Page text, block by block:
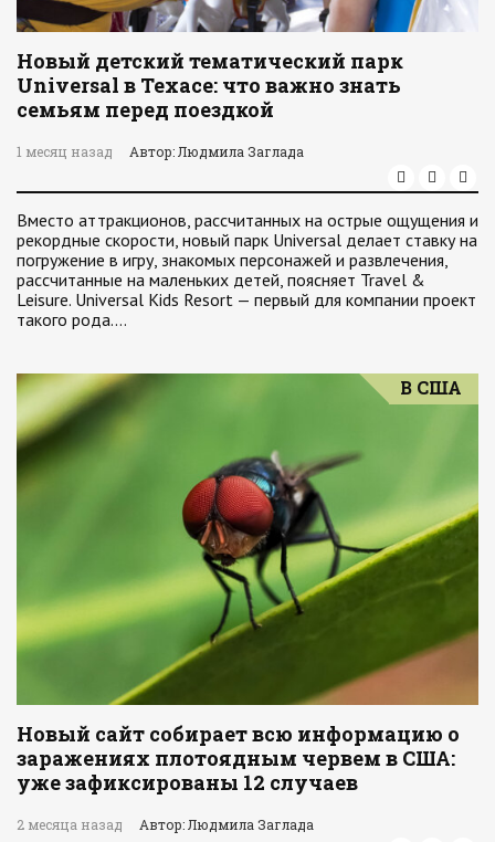
Новый детский тематический парк
Universal в Техасе: что важно знать
семьям перед поездкой
1 месяц назад Автор: Людмила Заглада
Вместо аттракционов, рассчитанных на острые ощущения и
рекордные скорости, новый парк Universal делает ставку на
погружение в игру, знакомых персонажей и развлечения,
рассчитанные на маленьких детей, поясняет Travel &
Leisure. Universal Kids Resort — первый для компании проект
такого рода.…
В США
Новый сайт собирает всю информацию о
заражениях плотоядным червем в США:
уже зафиксированы 12 случаев
2 месяца назад Автор: Людмила Заглада